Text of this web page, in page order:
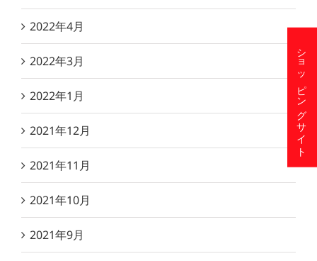
2022年4月
2022年3月
2022年1月
2021年12月
2021年11月
2021年10月
2021年9月
ショッピングサイト